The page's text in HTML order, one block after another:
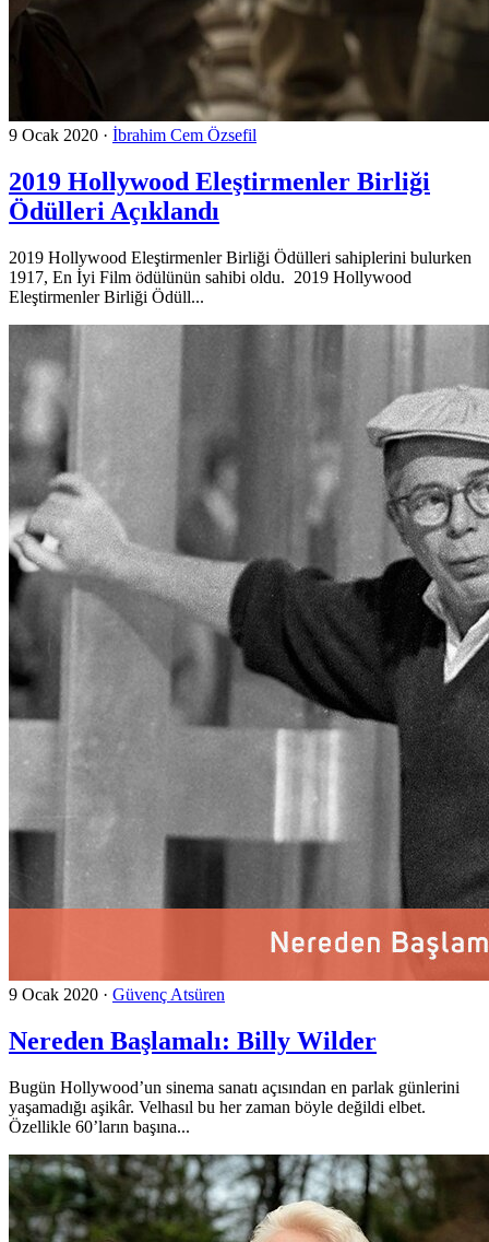
9 Ocak 2020 · İbrahim Cem Özsefil
2019 Hollywood Eleştirmenler Birliği
Ödülleri Açıklandı
2019 Hollywood Eleştirmenler Birliği Ödülleri sahiplerini bulurken
1917, En İyi Film ödülünün sahibi oldu. 2019 Hollywood
Eleştirmenler Birliği Ödüll...
9 Ocak 2020 · Güvenç Atsüren
Nereden Başlamalı: Billy Wilder
Bugün Hollywood’un sinema sanatı açısından en parlak günlerini
yaşamadığı aşikâr. Velhasıl bu her zaman böyle değildi elbet.
Özellikle 60’ların başına...